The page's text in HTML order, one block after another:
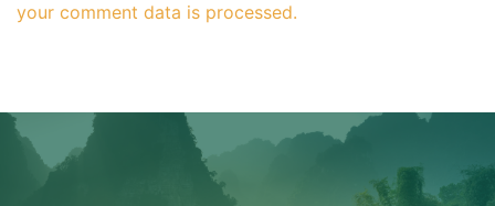
your comment data is processed.